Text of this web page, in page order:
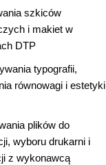
szkiców
i makiet w
DTP
typografii,
równowagi i estetyki
plików do
wyboru drukarni i
z wykonawcą